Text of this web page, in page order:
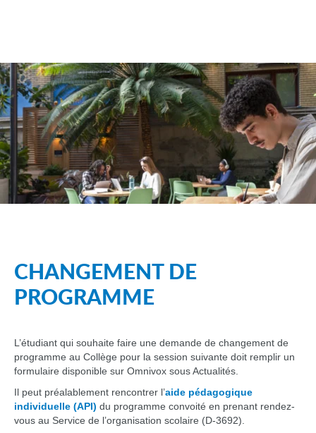
CHANGEMENT DE
PROGRAMME
L’étudiant qui souhaite faire une demande de changement de
programme au Collège pour la session suivante doit remplir un
formulaire disponible sur Omnivox sous Actualités.
Il peut préalablement rencontrer l’aide pédagogique
individuelle (API) du programme convoité en prenant rendez-
vous au Service de l’organisation scolaire (D-3692).